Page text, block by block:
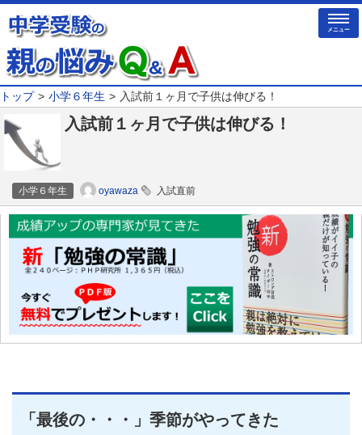
メニュー
トップ 小学６年生 入試前１ヶ月で子供は伸びる！
入試前１ヶ月で子供は伸びる！
小学６年生 oyawaza 入試直前
「最後の・・・」季節がやってきた